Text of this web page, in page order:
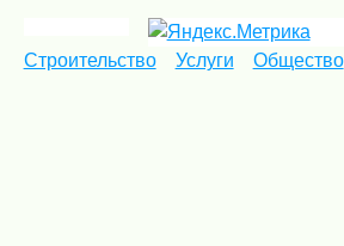
Строительство Услуги Общество